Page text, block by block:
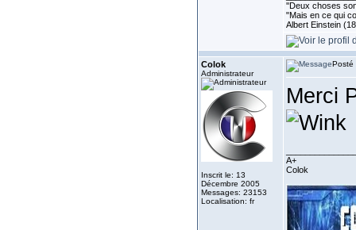
''Deux choses
"Mais en ce qui
Albert Einstein
Colok
Administrateur
Inscrit le: 13
Décembre 2005
Messages: 23153
Localisation: fr
Posté
Merci
A+
Colok